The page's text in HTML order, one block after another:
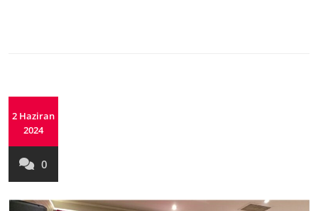
2 Haziran
2024
0